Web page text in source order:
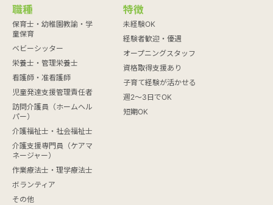
職種
保育士・幼稚園教諭・学
童保育
ベビーシッター
栄養士・管理栄養士
看護師・准看護師
児童発達支援管理責任者
訪問介護員（ホームヘル
パー）
介護福祉士・社会福祉士
介護支援専門員（ケアマ
ネージャー）
作業療法士・理学療法士
ボランティア
その他
特徴
未経験OK
経験者歓迎・優遇
オープニングスタッフ
資格取得支援あり
子育て経験が活かせる
週2～3日でOK
短期OK